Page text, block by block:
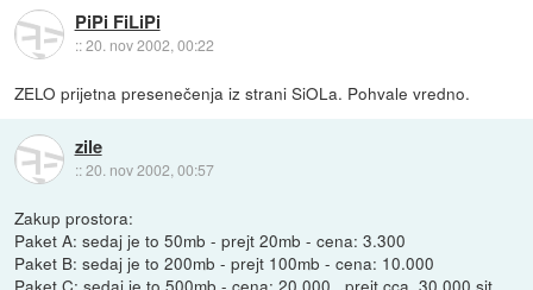
PiPi FiLiPi
::20. nov 2002, 00:22
ZELO prijetna presenečenja iz strani SiOLa. Pohvale vredno.
zile
::20. nov 2002, 00:57
Zakup prostora:
Paket A: sedaj je to 50mb - prejt 20mb - cena: 3.300
Paket B: sedaj je to 200mb - prejt 100mb - cena: 10.000